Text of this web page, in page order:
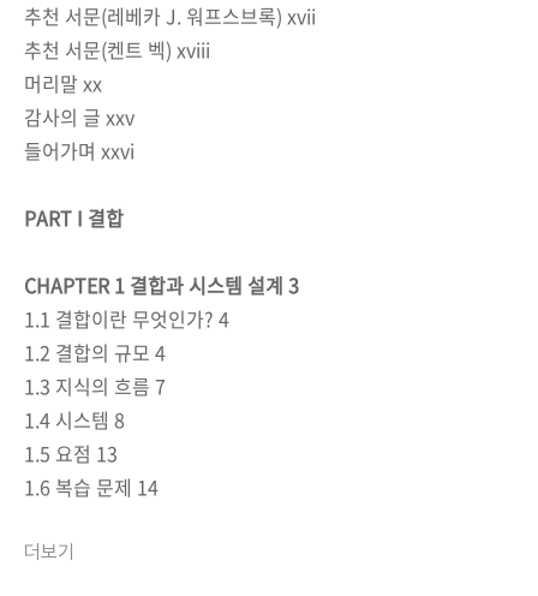
추천 서문(레베카 J. 워프스브록) xvii
추천 서문(켄트 벡) xviii
머리말 xx
감사의 글 xxv
들어가며 xxvi
PART I 결합
CHAPTER 1 결합과 시스템 설계 3
1.1 결합이란 무엇인가? 4
1.2 결합의 규모 4
1.3 지식의 흐름 7
1.4 시스템 8
1.5 요점 13
1.6 복습 문제 14
더보기